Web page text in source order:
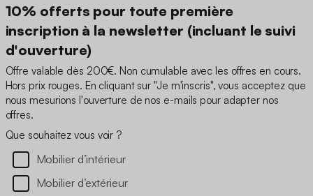
10% offerts pour toute première
inscription à la newsletter (incluant le suivi
d'ouverture)
Offre valable dès 200€. Non cumulable avec les offres en cours.
Hors prix rouges. En cliquant sur "Je m'inscris", vous acceptez que
nous mesurions l'ouverture de nos e-mails pour adapter nos
offres.
Que souhaitez vous voir ?
Mobilier d’intérieur
Mobilier d’extérieur